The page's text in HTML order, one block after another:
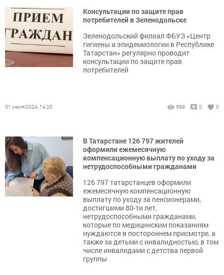
Консультации по защите прав
потребителей в Зеленодольске
Зеленодольский филиал ФБУЗ «Центр
гигиены и эпидемиологии в Республике
Татарстан» регулярно проводит
консультации по защите прав
потребителей
01 июля 2024, 14:20 589 0 0
В Татарстане 126 797 жителей
оформили ежемесячную
компенсационную выплату по уходу за
нетрудоспособными гражданами
126 797 татарстанцев оформили
ежемесячную компенсационную
выплату по уходу за пенсионерами,
достигшими 80-ти лет,
нетрудоспособными гражданами,
которые по медицинским показаниям
нуждаются в постороннем присмотре, а
также за детьми с инвалидностью, в том
числе инвалидами с детства первой
группы